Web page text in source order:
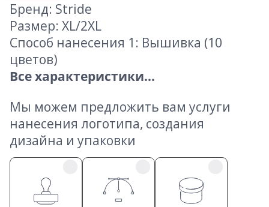
Бренд: Stride
Размер: XL/2XL
Способ нанесения 1: Вышивка (10
цветов)
Все характеристики...
Мы можем предложить вам услуги
нанесения логотипа, создания
дизайна и упаковки